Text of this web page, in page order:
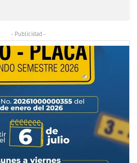
- Publicidad -